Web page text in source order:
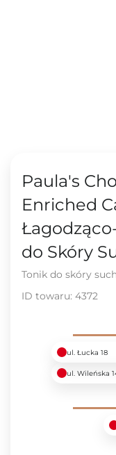
Paula's
Enriched
do Skóry
Tonik do skóry
ID towaru: 4372
ul. Łucka 18
ul. Wileńska